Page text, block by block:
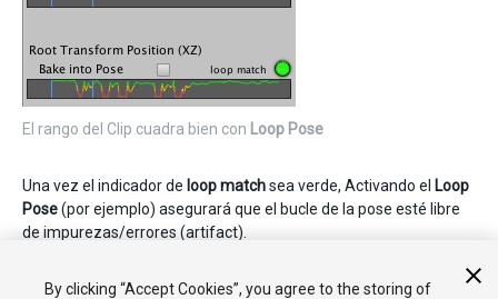
El rango del Clip cuadra bien con Loop Pose
Una vez el indicador de loop matchsea verde, Activando el Loop
Pose(por ejemplo) asegurará que el bucle de la pose esté libre
de impurezas/errores (artifact).
Para más detalles en las opciones de los clips de animación, vea
By clicking “Accept Cookies”, you agree to the storing of